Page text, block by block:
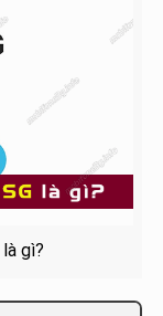
gì?